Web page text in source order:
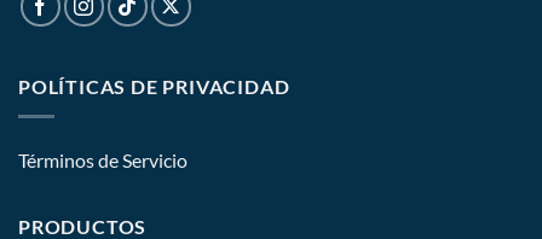
POLÍTICAS DE PRIVACIDAD
Términos de Servicio
PRODUCTOS